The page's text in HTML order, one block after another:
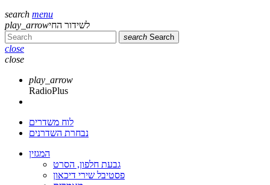
search menu
play_arrowלשידור החי
search Search
close
close
play_arrow
RadioPlus
לוח משדרים
נבחרת השדרנים
המגזין
גבעת חלפון, הסרט
פסטיבל שירי דיכאון